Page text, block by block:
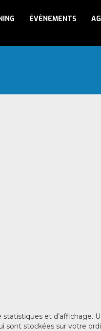
ÉVÈNEMENTS
et d’affichage.
sont stockées sur votre